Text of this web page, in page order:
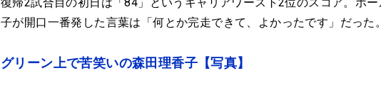
子が開口一番発した言葉は「何とか完走できて、よかったです」だった。
グリーン上で苦笑いの森田理香子【写真】